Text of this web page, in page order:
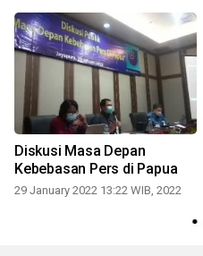
Diskusi Masa Depan
Kebebasan Pers di Papua
29 January 2022 13:22 WIB, 2022